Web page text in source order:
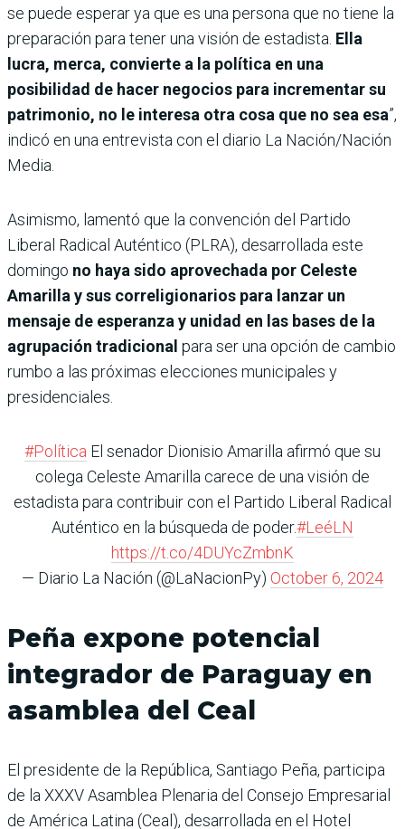
se puede esperar ya que es una persona que no tiene la
preparación para tener una visión de estadista. Ella
lucra, merca, convierte a la política en una
posibilidad de hacer negocios para incrementar su
patrimonio, no le interesa otra cosa que no sea esa”,
indicó en una entrevista con el diario La Nación/Nación
Media.
Asimismo, lamentó que la convención del Partido
Liberal Radical Auténtico (PLRA), desarrollada este
domingo no haya sido aprovechada por Celeste
Amarilla y sus correligionarios para lanzar un
mensaje de esperanza y unidad en las bases de la
agrupación tradicional para ser una opción de cambio
rumbo a las próximas elecciones municipales y
presidenciales.
#Política El senador Dionisio Amarilla afirmó que su
colega Celeste Amarilla carece de una visión de
estadista para contribuir con el Partido Liberal Radical
Auténtico en la búsqueda de poder.#LeéLN
https://t.co/4DUYcZmbnK
— Diario La Nación (@LaNacionPy) October 6, 2024
Peña expone potencial
integrador de Paraguay en
asamblea del Ceal
El presidente de la República, Santiago Peña, participa
de la XXXV Asamblea Plenaria del Consejo Empresarial
de América Latina (Ceal), desarrollada en el Hotel